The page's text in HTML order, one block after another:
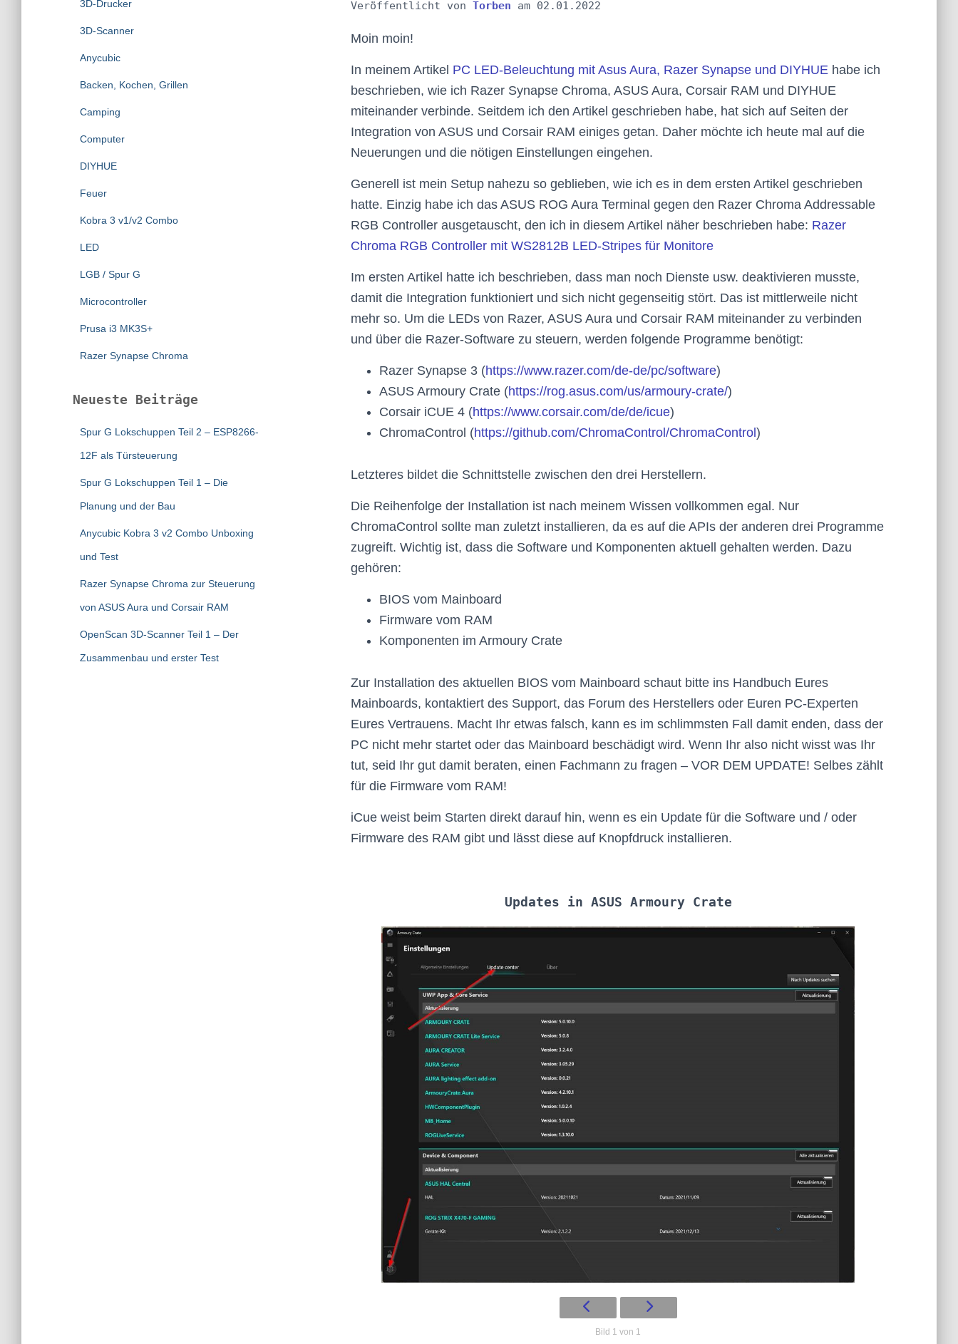
3D-Drucker
3D-Scanner
Anycubic
Backen, Kochen, Grillen
Camping
Computer
DIYHUE
Feuer
Kobra 3 v1/v2 Combo
LED
LGB / Spur G
Microcontroller
Prusa i3 MK3S+
Razer Synapse Chroma
Neueste Beiträge
Spur G Lokschuppen Teil 2 – ESP8266-
12F als Türsteuerung
Spur G Lokschuppen Teil 1 – Die
Planung und der Bau
Anycubic Kobra 3 v2 Combo Unboxing
und Test
Razer Synapse Chroma zur Steuerung
von ASUS Aura und Corsair RAM
OpenScan 3D-Scanner Teil 1 – Der
Zusammenbau und erster Test
Veröffentlicht von Torben am 02.01.2022
Moin moin!
In meinem Artikel PC LED-Beleuchtung mit Asus Aura, Razer Synapse und DIYHUE habe ich
beschrieben, wie ich Razer Synapse Chroma, ASUS Aura, Corsair RAM und DIYHUE
miteinander verbinde. Seitdem ich den Artikel geschrieben habe, hat sich auf Seiten der
Integration von ASUS und Corsair RAM einiges getan. Daher möchte ich heute mal auf die
Neuerungen und die nötigen Einstellungen eingehen.
Generell ist mein Setup nahezu so geblieben, wie ich es in dem ersten Artikel geschrieben
hatte. Einzig habe ich das ASUS ROG Aura Terminal gegen den Razer Chroma Addressable
RGB Controller ausgetauscht, den ich in diesem Artikel näher beschrieben habe: Razer
Chroma RGB Controller mit WS2812B LED-Stripes für Monitore
Im ersten Artikel hatte ich beschrieben, dass man noch Dienste usw. deaktivieren musste,
damit die Integration funktioniert und sich nicht gegenseitig stört. Das ist mittlerweile nicht
mehr so. Um die LEDs von Razer, ASUS Aura und Corsair RAM miteinander zu verbinden
und über die Razer-Software zu steuern, werden folgende Programme benötigt:
Razer Synapse 3 (https://www.razer.com/de-de/pc/software)
ASUS Armoury Crate (https://rog.asus.com/us/armoury-crate/)
Corsair iCUE 4 (https://www.corsair.com/de/de/icue)
ChromaControl (https://github.com/ChromaControl/ChromaControl )
Letzteres bildet die Schnittstelle zwischen den drei Herstellern.
Die Reihenfolge der Installation ist nach meinem Wissen vollkommen egal. Nur
ChromaControl sollte man zuletzt installieren, da es auf die APIs der anderen drei Programme
zugreift. Wichtig ist, dass die Software und Komponenten aktuell gehalten werden. Dazu
gehören:
BIOS vom Mainboard
Firmware vom RAM
Komponenten im Armoury Crate
Zur Installation des aktuellen BIOS vom Mainboard schaut bitte ins Handbuch Eures
Mainboards, kontaktiert des Support, das Forum des Herstellers oder Euren PC-Experten
Eures Vertrauens. Macht Ihr etwas falsch, kann es im schlimmsten Fall damit enden, dass der
PC nicht mehr startet oder das Mainboard beschädigt wird. Wenn Ihr also nicht wisst was Ihr
tut, seid Ihr gut damit beraten, einen Fachmann zu fragen – VOR DEM UPDATE! Selbes zählt
für die Firmware vom RAM!
iCue weist beim Starten direkt darauf hin, wenn es ein Update für die Software und / oder
Firmware des RAM gibt und lässt diese auf Knopfdruck installieren.
Updates in ASUS Armoury Crate
Bild 1 von 1